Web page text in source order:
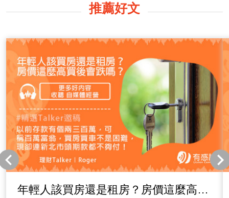
推薦好文
年輕人該買房還是租房？房價這麼高買